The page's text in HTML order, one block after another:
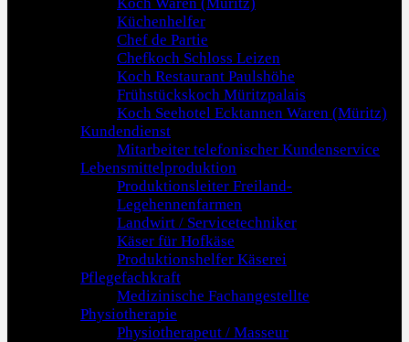
Küchenhelfer
Chef de Partie
Chefkoch Schloss Leizen
Koch Restaurant Paulshöhe
Frühstückskoch Müritzpalais
Koch Seehotel Ecktannen Waren (Müritz)
Kundendienst
Mitarbeiter telefonischer Kundenservice
Lebensmittelproduktion
Produktionsleiter Freiland-
Legehennenfarmen
Landwirt / Servicetechniker
Käser für Hofkäse
Produktionshelfer Käserei
Pflegefachkraft
Medizinische Fachangestellte
Physiotherapie
Physiotherapeut / Masseur